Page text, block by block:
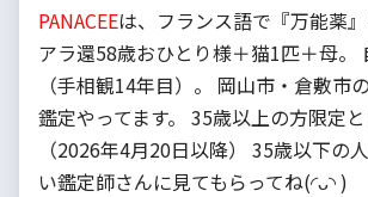
PANACEEは、フランス語で『万能薬』
アラ還58歳おひとり様＋猫1匹＋母。
（手相観14年目）。 岡山市・倉敷市
鑑定やってます。 35歳以上の方限定と
（2026年4月20日以降） 35歳以下の
い鑑定師さんに見てもらってね(◜ᴗ◝ )